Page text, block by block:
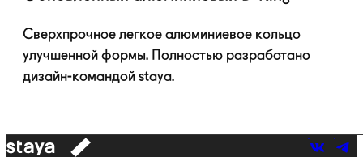
Сверхпрочное легкое алюминиевое кольцо
улучшенной формы. Полностью разработано
дизайн-командой staya.
к